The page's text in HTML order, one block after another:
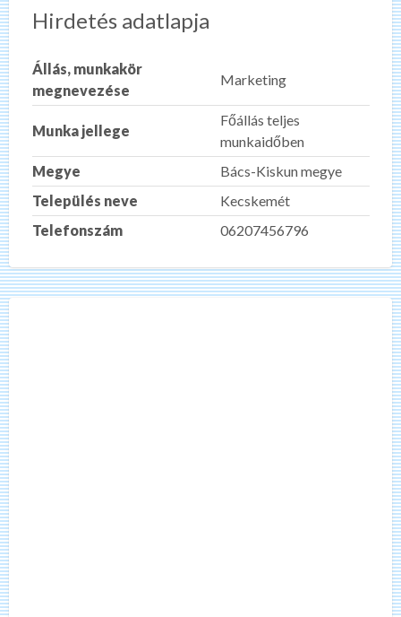
Hirdetés adatlapja
Állás, munkakör
megnevezése
Marketing
Munka jellege
Főállás teljes
munkaidőben
Megye
Bács-Kiskun megye
Település neve
Kecskemét
Telefonszám
06207456796